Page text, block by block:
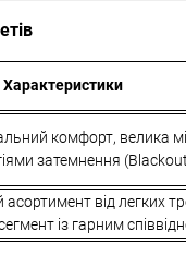
комфорт, велика
затемнення
від легких
із гарним